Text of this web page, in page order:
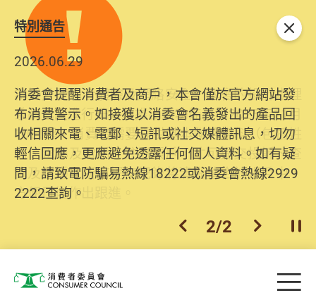
特別通告
2026.06.29
消委會提醒消費者及商戶，本會僅於官方網站發
布消費警示。如接獲以消委會名義發出的產品回
收相關來電、電郵、短訊或社交媒體訊息，切勿
輕信回應，更應避免透露任何個人資料。如有疑
問，請致電防騙易熱線18222或消委會熱線2929
2222查詢。
2025.10.31
為提升使用者體驗及網絡安全，本會的投訴處理
系統已經進行升級及推出新功能。由2025年11月
10日起，消費者需要提供基本聯絡資料（包括姓
名、電郵及電話）註冊帳戶，才可提交投訴、查
詢及建議。所有提交紀錄將清晰整合於帳戶中，
方便日後作出跟進。
上一個
2/2 下一個開
關閉
消費者委員會 目